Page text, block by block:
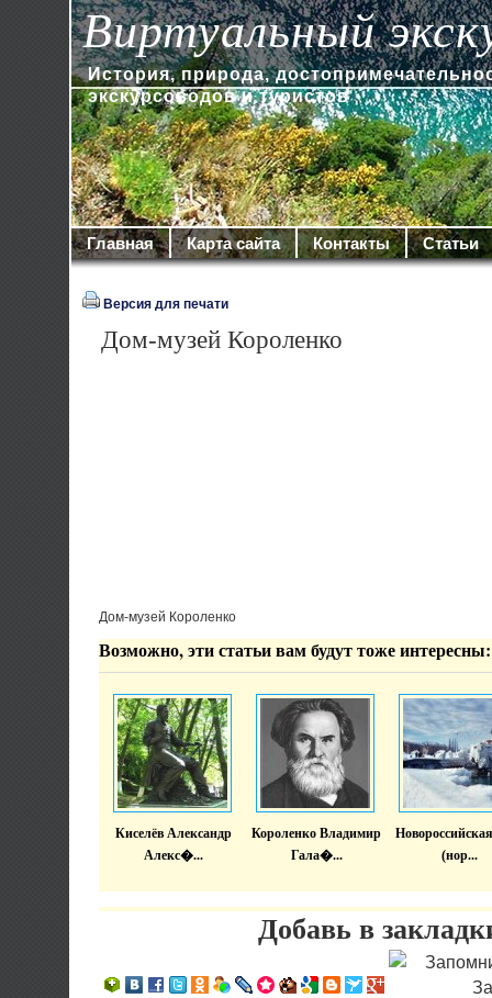
Виртуальный
История, природа,
экскурсоводов и туристов
Главная Карта сайта Контакты Статьи
Версия для печати
Дом-музей Короленко
Дом-музей Короленко
Возможно, эти статьи вам будут тоже интересны:
Киселёв Александр
Алекс�...
Короленко Владимир
Гала�...
(нор...
Добавь в